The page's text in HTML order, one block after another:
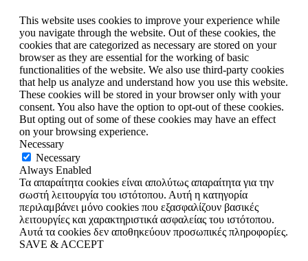
This website uses cookies to improve your experience while
you navigate through the website. Out of these cookies, the
cookies that are categorized as necessary are stored on your
browser as they are essential for the working of basic
functionalities of the website. We also use third-party cookies
that help us analyze and understand how you use this website.
These cookies will be stored in your browser only with your
consent. You also have the option to opt-out of these cookies.
But opting out of some of these cookies may have an effect
on your browsing experience.
Necessary
Necessary
Always Enabled
Τα απαραίτητα cookies είναι απολύτως απαραίτητα για την
σωστή λειτουργία του ιστότοπου. Αυτή η κατηγορία
περιλαμβάνει μόνο cookies που εξασφαλίζουν βασικές
λειτουργίες και χαρακτηριστικά ασφαλείας του ιστότοπου.
Αυτά τα cookies δεν αποθηκεύουν προσωπικές πληροφορίες.
SAVE & ACCEPT